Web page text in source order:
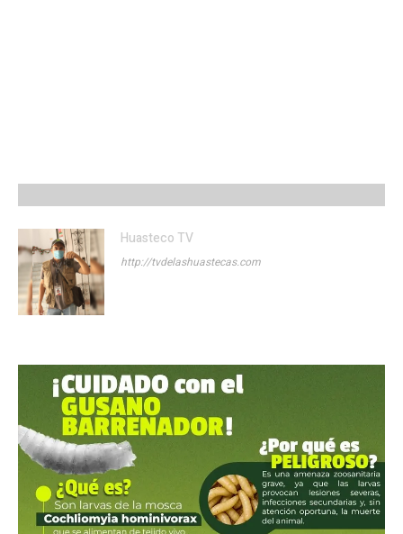
Huasteco TV
http://tvdelashuastecas.com